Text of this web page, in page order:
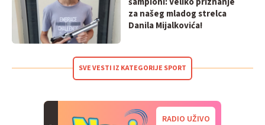
za našeg mladog strelca
Danila Mijalkovića!
SVE VESTI IZ KATEGORIJE SPORT
RADIO UŽIVO